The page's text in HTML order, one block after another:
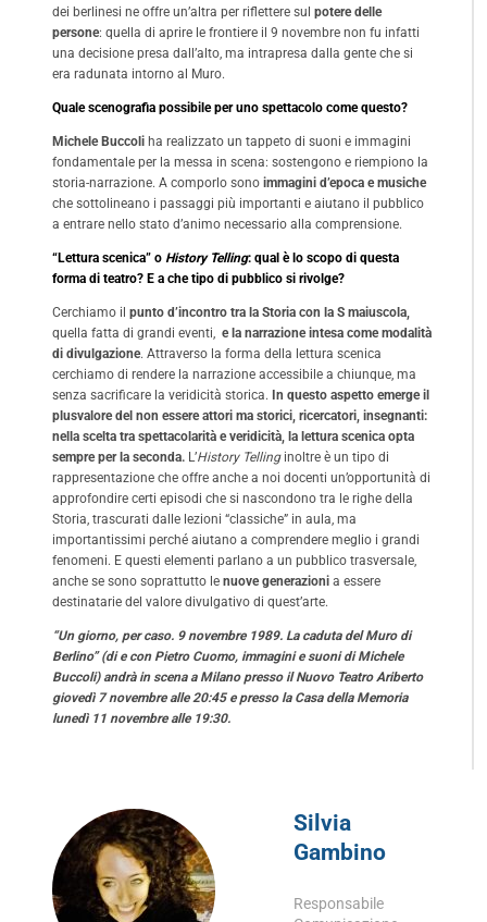
dei berlinesi ne offre un’altra per riflettere sul potere delle
persone: quella di aprire le frontiere il 9 novembre non fu infatti
una decisione presa dall’alto, ma intrapresa dalla gente che si
era radunata intorno al Muro.
Quale scenografia possibile per uno spettacolo come questo?
Michele Buccoli ha realizzato un tappeto di suoni e immagini
fondamentale per la messa in scena: sostengono e riempiono la
storia-narrazione. A comporlo sono immagini d’epoca e musiche
che sottolineano i passaggi più importanti e aiutano il pubblico
a entrare nello stato d’animo necessario alla comprensione.
“Lettura scenica” o History Telling: qual è lo scopo di questa
forma di teatro? E a che tipo di pubblico si rivolge?
Cerchiamo il punto d’incontro tra la Storia con la S maiuscola,
quella fatta di grandi eventi, e la narrazione intesa come modalità
di divulgazione. Attraverso la forma della lettura scenica
cerchiamo di rendere la narrazione accessibile a chiunque, ma
senza sacrificare la veridicità storica. In questo aspetto emerge il
plusvalore del non essere attori ma storici, ricercatori, insegnanti:
nella scelta tra spettacolarità e veridicità, la lettura scenica opta
sempre per la seconda. L’History Tellinginoltre è un tipo di
rappresentazione che offre anche a noi docenti un’opportunità di
approfondire certi episodi che si nascondono tra le righe della
Storia, trascurati dalle lezioni “classiche” in aula, ma
importantissimi perché aiutano a comprendere meglio i grandi
fenomeni. E questi elementi parlano a un pubblico trasversale,
anche se sono soprattutto le nuove generazioni a essere
destinatarie del valore divulgativo di quest’arte.
“Un giorno, per caso. 9 novembre 1989. La caduta del Muro di
Berlino” (di e con Pietro Cuomo, immagini e suoni di Michele
Buccoli) andrà in scena a Milano presso ilNuovo Teatro Ariberto
giovedì 7 novembrealle 20:45 e presso la Casa della Memoria
lunedì 11 novembre alle 19:30.
Silvia
Gambino
Responsabile